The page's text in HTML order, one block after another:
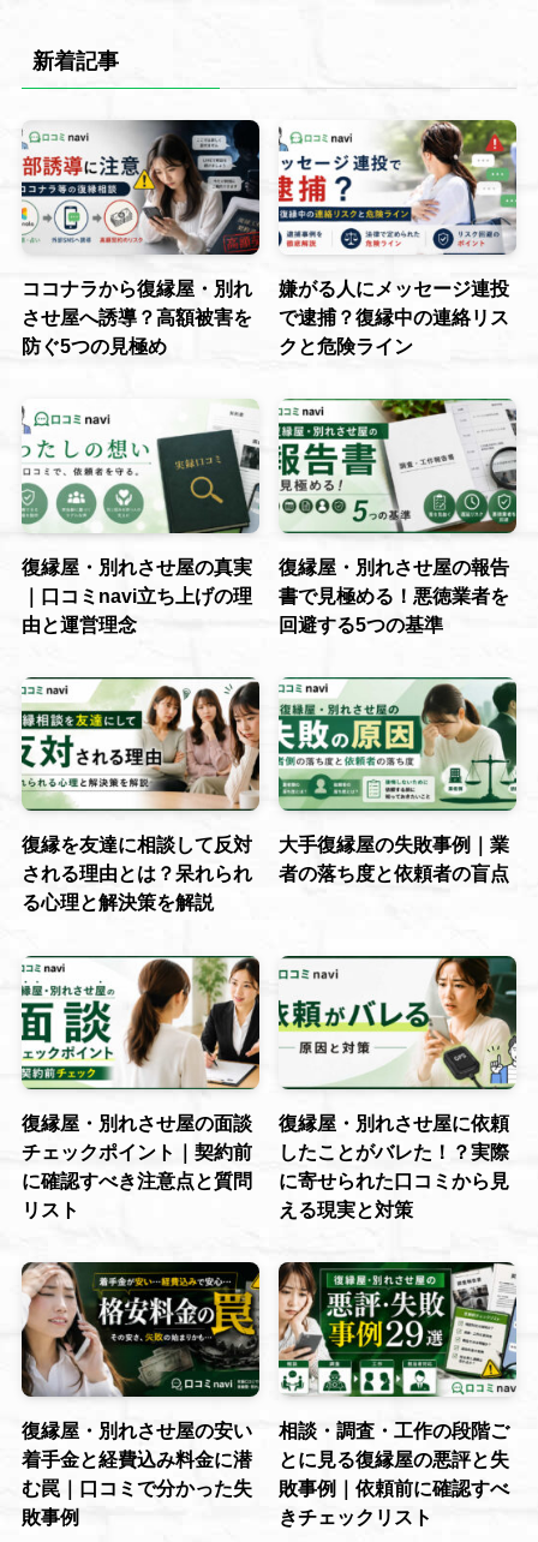
新着記事
ココナラから復縁屋・別れ
させ屋へ誘導？高額被害を
防ぐ5つの見極め
嫌がる人にメッセージ連投
で逮捕？復縁中の連絡リス
クと危険ライン
復縁屋・別れさせ屋の真実
｜口コミnavi立ち上げの理
由と運営理念
復縁屋・別れさせ屋の報告
書で見極める！悪徳業者を
回避する5つの基準
復縁を友達に相談して反対
される理由とは？呆れられ
る心理と解決策を解説
大手復縁屋の失敗事例｜業
者の落ち度と依頼者の盲点
復縁屋・別れさせ屋の面談
チェックポイント｜契約前
に確認すべき注意点と質問
リスト
復縁屋・別れさせ屋に依頼
したことがバレた！？実際
に寄せられた口コミから見
える現実と対策
復縁屋・別れさせ屋の安い
着手金と経費込み料金に潜
む罠｜口コミで分かった失
敗事例
相談・調査・工作の段階ご
とに見る復縁屋の悪評と失
敗事例｜依頼前に確認すべ
きチェックリスト